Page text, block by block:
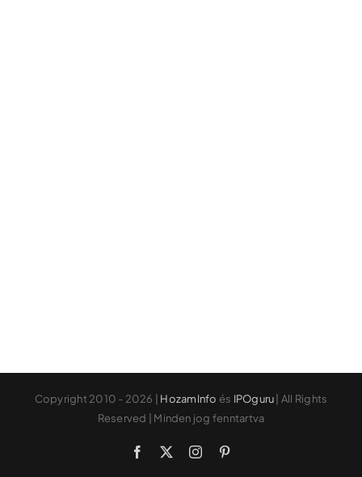
Copyright 2010 - 2026 | HozamInfo és IPOguru | All Rights
Reserved | Minden jog fenntartva
Facebook Instagram